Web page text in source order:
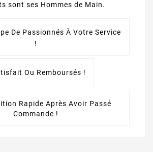
sont ses Hommes de Main.
De Passionnés À Votre Service
!
Ou Remboursés !
Rapide Après Avoir Passé
Commande !